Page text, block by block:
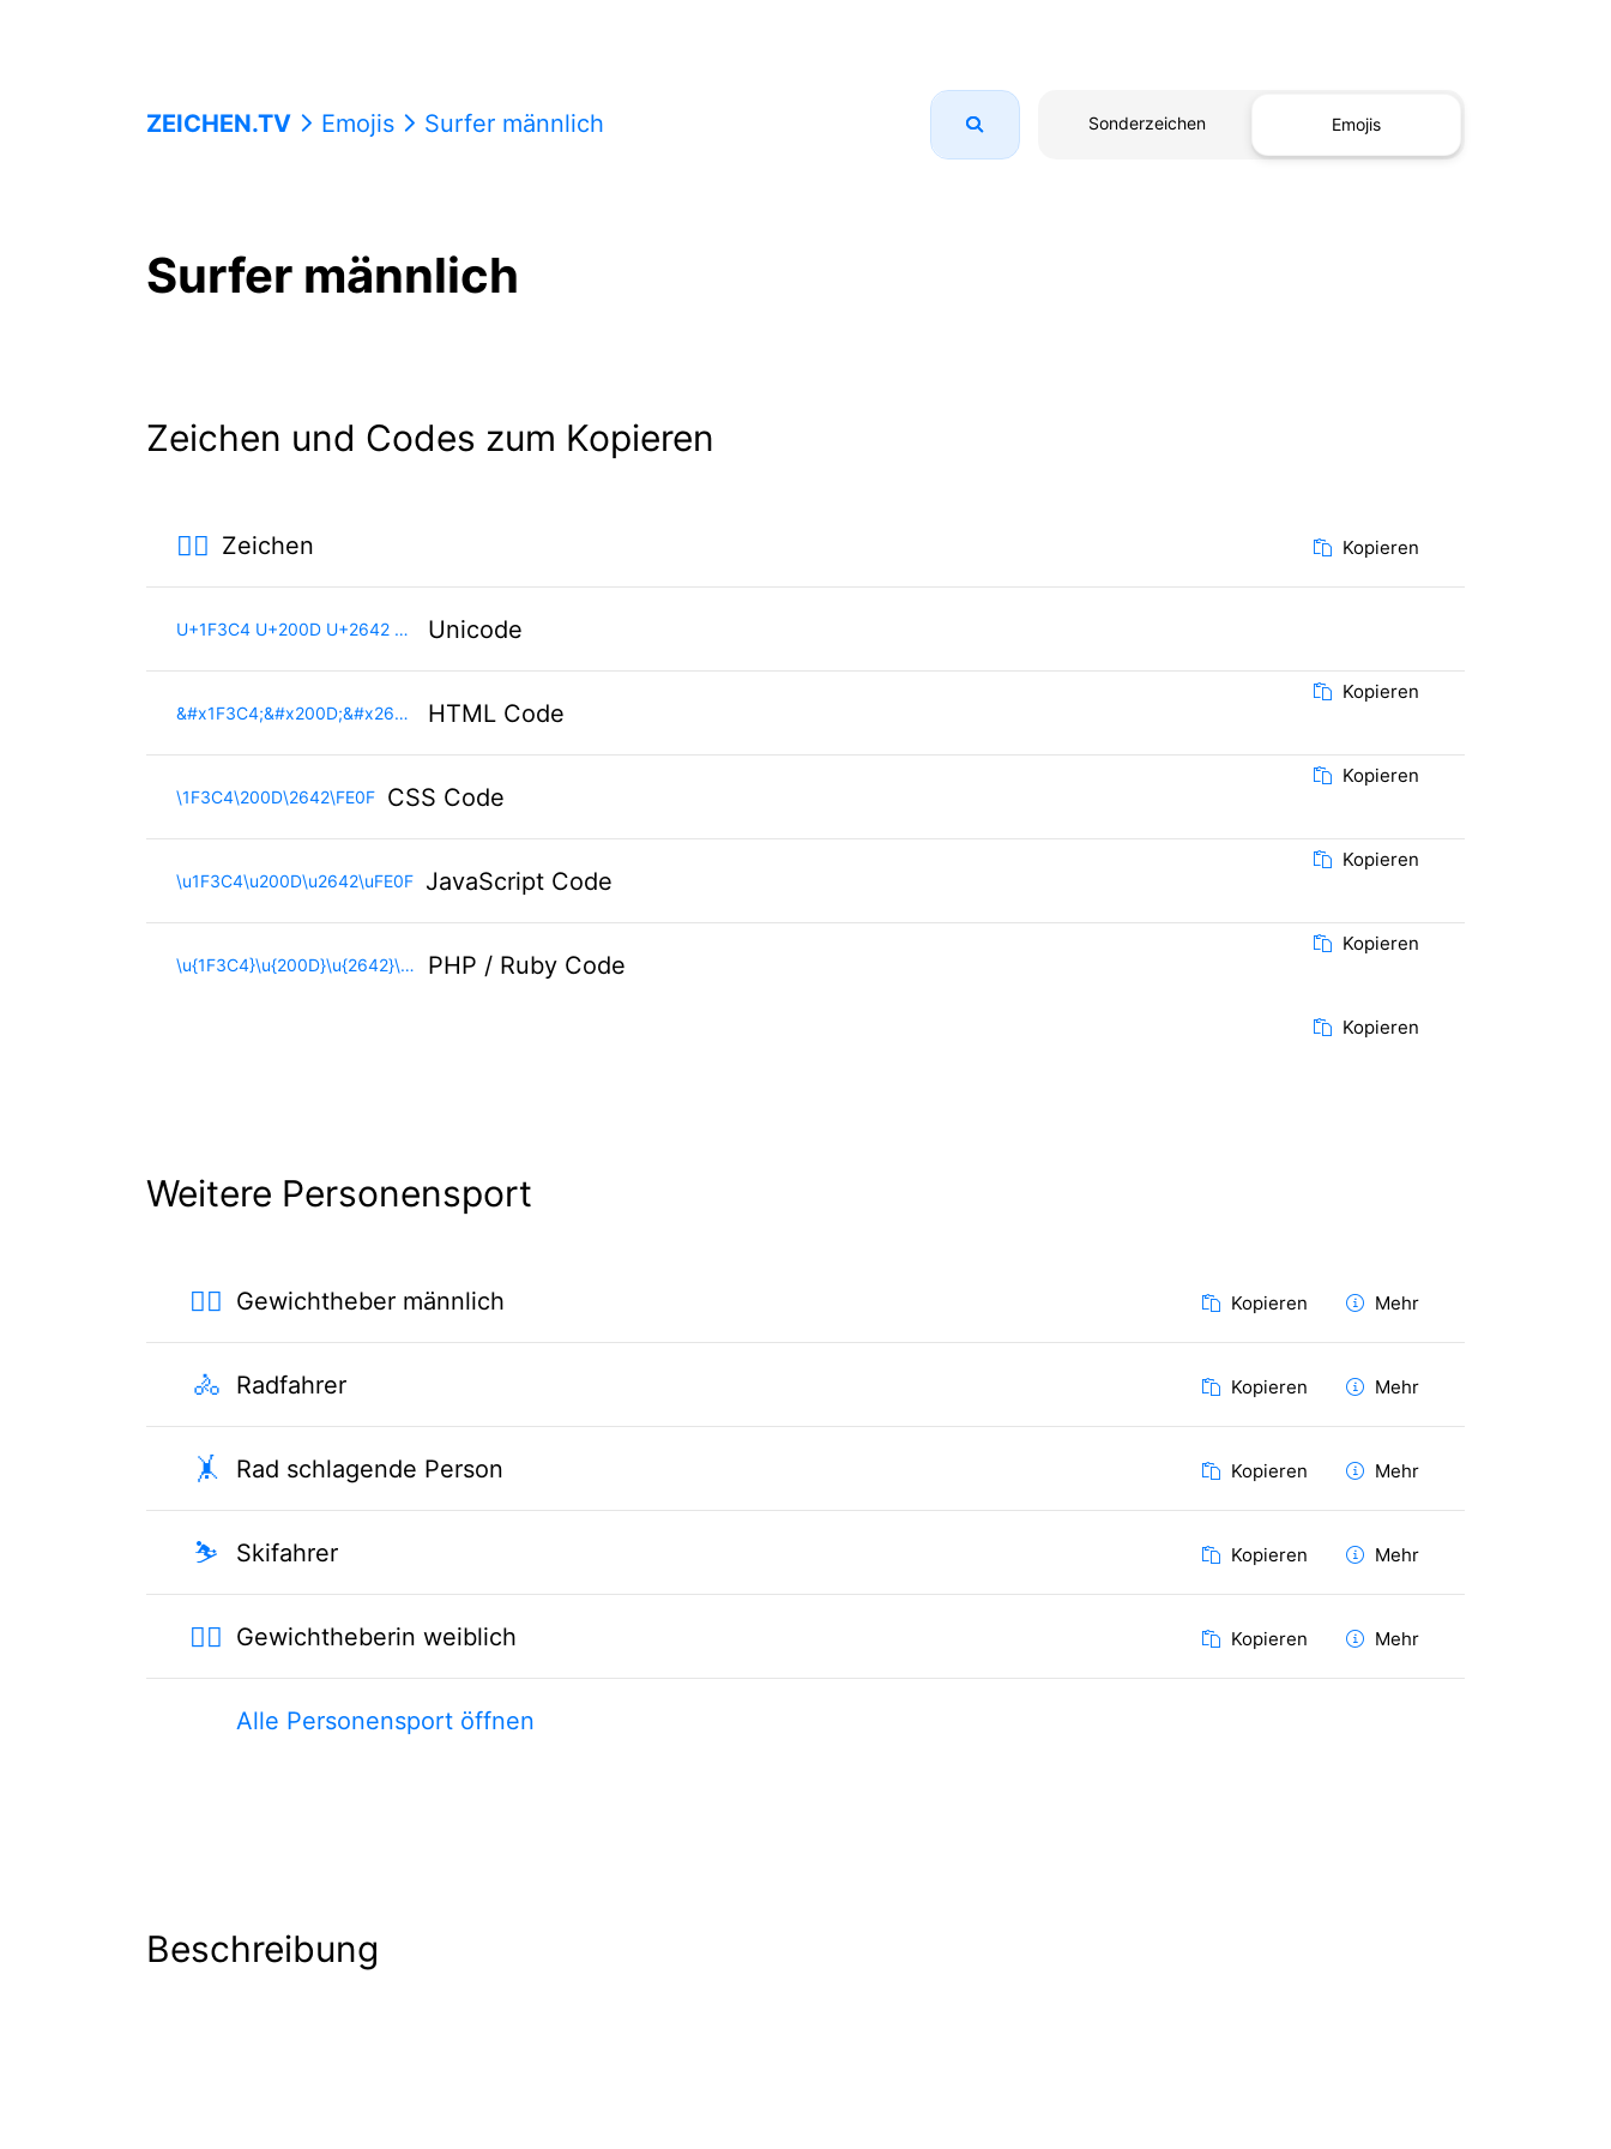
ZEICHEN.TV Emojis Surfer männlich Sonderzeichen Emojis
Surfer männlich
Zeichen und Codes zum Kopieren
🏄‍♂️ Zeichen Kopieren
U+1F3C4 U+200D U+2642 U+FE0F Unicode
Kopieren
&#x1F3C4;&#x200D;&#x2642;&#xFE0F; HTML Code
Kopieren
\1F3C4\200D\2642\FE0F CSS Code
Kopieren
\u1F3C4\u200D\u2642\uFE0F JavaScript Code
Kopieren
\u{1F3C4}\u{200D}\u{2642}\u{FE0F} PHP / Ruby Code
Kopieren
Weitere Personensport
🏋️‍♂️ Gewichtheber männlich Kopieren Mehr
🚴 Radfahrer Kopieren Mehr
🤸 Rad schlagende Person Kopieren Mehr
⛷ Skifahrer Kopieren Mehr
🏋️‍♀️ Gewichtheberin weiblich Kopieren Mehr
Alle Personensport öffnen
Beschreibung